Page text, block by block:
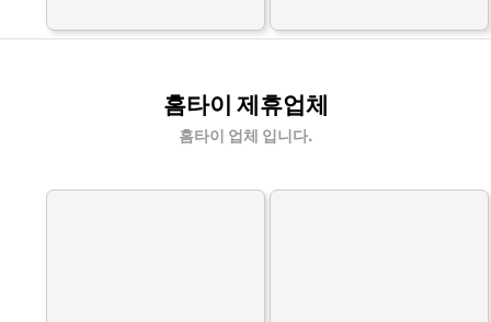
홈타이 제휴업체
홈타이 업체 입니다.